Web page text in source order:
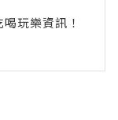
玩樂資訊！